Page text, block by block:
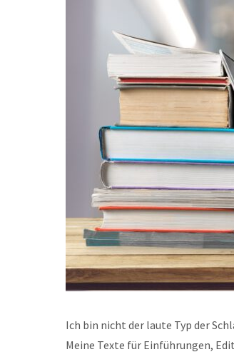
Ich bin nicht der laute Typ der
Meine Texte für Einführungen,